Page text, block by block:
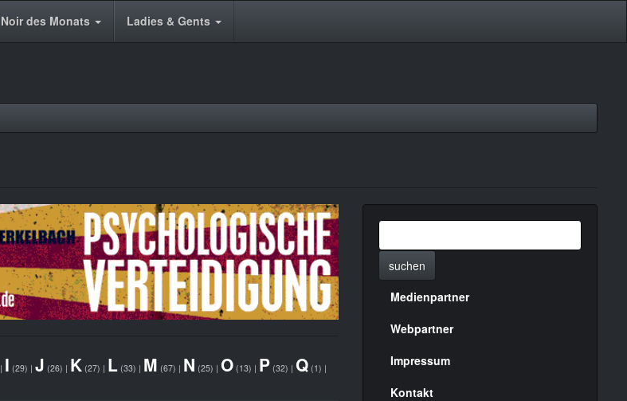
Noir des Monats Ladies & Gents
| I (29) | J (26) | K (27) | L (33) | M (67) | N (25) | O (13) | P (32) | Q (1) |
suchen
Menülinks
rechte
Seite
Medienpartner
Webpartner
Impressum
Kontakt